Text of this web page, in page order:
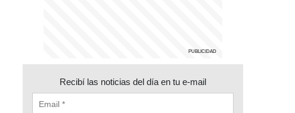
Recibí las noticias del día en tu e-mail